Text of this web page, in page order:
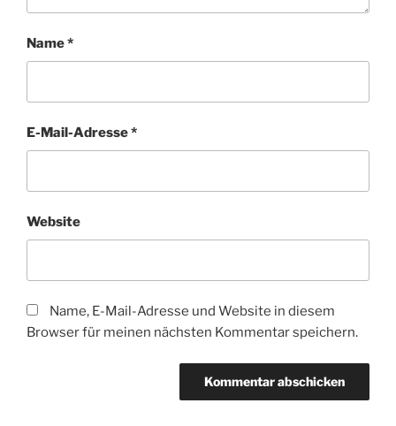
Name*
E-Mail-Adresse*
Website
Name, E-Mail-Adresse und Website in diesem
Browser für meinen nächsten Kommentar speichern.